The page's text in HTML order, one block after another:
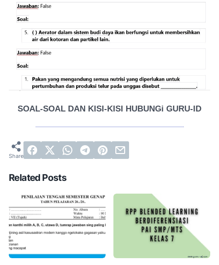
SOAL-SOAL DAN KISI-KISI HUBUNGi GURU-ID
Related Posts